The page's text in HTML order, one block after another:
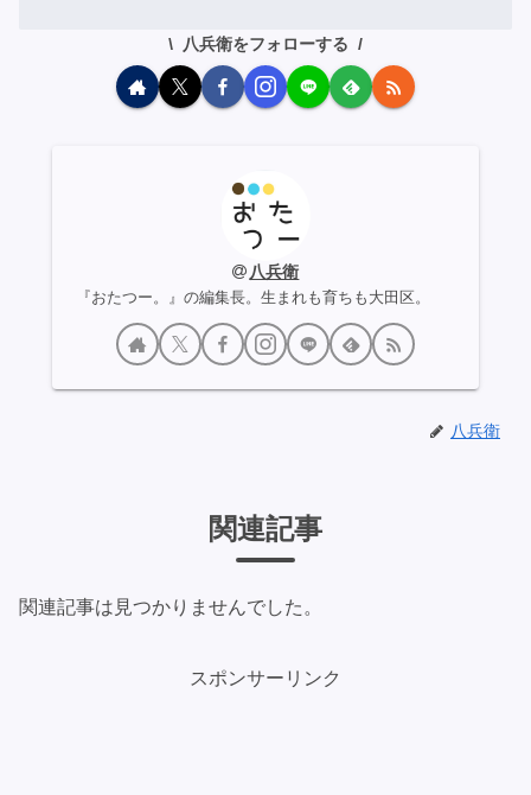
八兵衛をフォローする
八兵衛
『おたつー。』の編集長。生まれも育ちも大田区。
八兵衛
関連記事
関連記事は見つかりませんでした。
スポンサーリンク